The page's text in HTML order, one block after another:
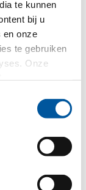
te kunnen
bij u
en onze
te gebruiken
Onze